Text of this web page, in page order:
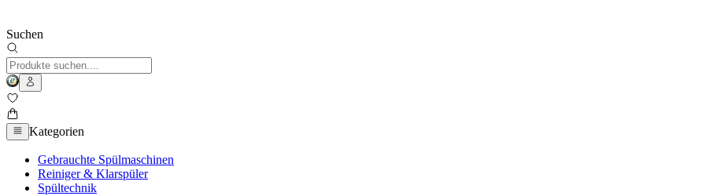
Suchen
Kategorien
Gebrauchte Spülmaschinen
Reiniger & Klarspüler
Spültechnik